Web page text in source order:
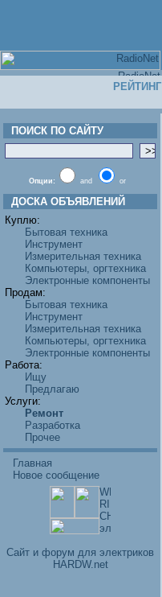
РЕЙТИНГ
ПОИСК ПО САЙТУ
Опции: and or
ДОСКА ОБЪЯВЛЕНИЙ
Куплю:
Бытовая техника
Инструмент
Измерительная техника
Компьютеры, оргтехника
Электронные компоненты
Продам:
Бытовая техника
Инструмент
Измерительная техника
Компьютеры, оргтехника
Электронные компоненты
Работа:
Ищу
Предлагаю
Услуги:
Ремонт
Разработка
Прочее
Главная
Новое сообщение
Cайт и форум для электриков
HARDW.net